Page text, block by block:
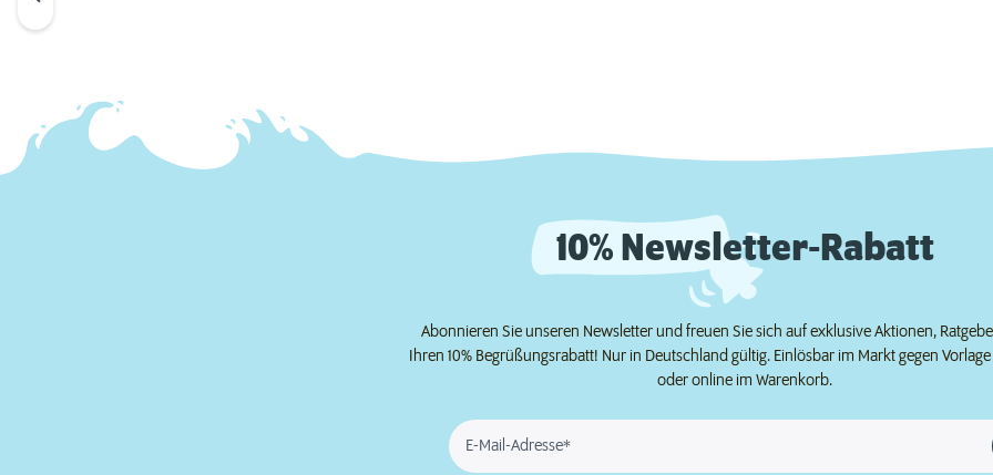
10% Newsletter-Rabatt
Abonnieren Sie unseren Newsletter und freuen Sie sich auf exklusive Aktionen,
Ihren 10% Begrüßungsrabatt! Nur in Deutschland gültig. Einlösbar im Markt gegen
oder online im Warenkorb.
E-Mail-Adresse*